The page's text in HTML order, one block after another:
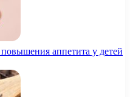
аппетита у детей